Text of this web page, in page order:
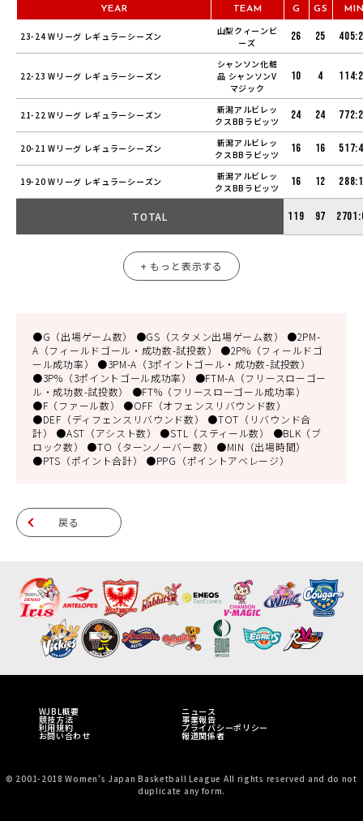
YEAR TEAM G GS
23-24 Wリーグ レギュラーシーズン
山梨クィーンビ
ーズ
26 25
22-23 Wリーグ レギュラーシーズン
シャンソン化粧
品 シャンソンV
マジック
10 4
21-22 Wリーグ レギュラーシーズン
新潟アルビレッ
クスBBラビッツ
24 24
20-21 Wリーグ レギュラーシーズン
新潟アルビレッ
クスBBラビッツ
16 16
19-20 Wリーグ レギュラーシーズン
新潟アルビレッ
クスBBラビッツ
16 12
TOTAL 119 97
+ もっと表示する
●G（出場ゲーム数） ●GS（スタメン出場ゲーム数） ●2PM-
A（フィールドゴール・成功数-試投数） ●2P%（フィールドゴ
ール成功率） ●3PM-A（3ポイントゴール・成功数-試投数）
●3P%（3ポイントゴール成功率） ●FTM-A（フリースローゴー
ル・成功数-試投数） ●FT%（フリースローゴール成功率）
●F（ファール数） ●OFF（オフェンスリバウンド数）
●DEF（ディフェンスリバウンド数） ●TOT（リバウンド合
計） ●AST（アシスト数） ●STL（スティール数） ●BLK（ブ
ロック数） ●TO（ターンノーバー数） ●MIN（出場時間）
●PTS（ポイント合計） ●PPG（ポイントアベレージ）
戻る
WJBL概要 ニュース
競技方法 事業報告
利用規約 プライバシーポリシー
お問い合わせ 報道関係者
© 2001-2018 Women's Japan Basketball League All rights reserved and do not
duplicate any form.